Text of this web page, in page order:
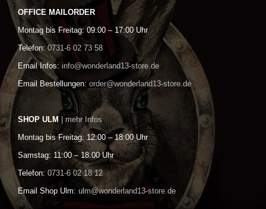
OFFICE MAILORDER
Montag bis Freitag: 09:00 – 17:00 Uhr
Telefon: 0731-6 02 73 58
Email Infos: info@wonderland13-store.de
Email Bestellungen: order@wonderland13-store.de
SHOP ULM | mehr Infos
Montag bis Freitag: 12:00 – 18:00 Uhr
Samstag: 11:00 – 18:00 Uhr
Telefon: 0731-6 02 18 12
Email Shop Ulm: ulm@wonderland13-store.de